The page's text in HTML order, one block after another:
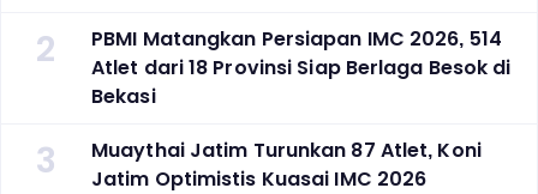
2
PBMI Matangkan Persiapan IMC 2026, 514
Atlet dari 18 Provinsi Siap Berlaga Besok di
Bekasi
3
Muaythai Jatim Turunkan 87 Atlet, Koni
Jatim Optimistis Kuasai IMC 2026